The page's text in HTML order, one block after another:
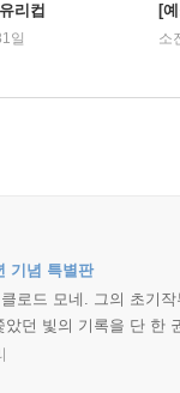
리컵
일
[
소
기념 특별판
로드 모네. 그의 초기
던 빛의 기록을 단 한